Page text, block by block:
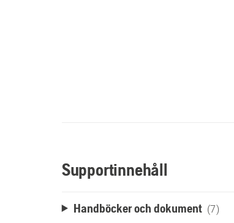
Supportinnehåll
Handböcker och dokument (7)